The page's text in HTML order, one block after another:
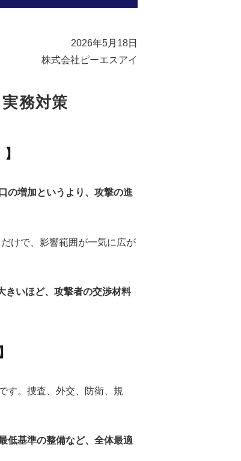
2026年5月18日
株式会社ピーエスアイ
務対策
の増加というより、攻撃の進
けで、影響範囲が一気に広が
きいほど、攻撃者の交渉材料
す。捜査、外交、防衛、規
低基準の整備など、全体最適